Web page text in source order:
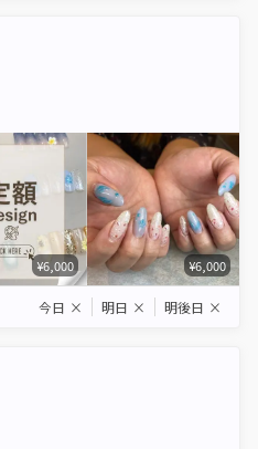
¥6,000 ¥6,000
今日 × 明日 × 明後日 ×